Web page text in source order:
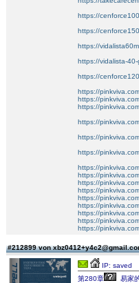
https://
https://
https://
https://vidalista-
https://
https://
https://
https://
https://
https://
https://
https://
https://
https://
https://
https://
https://
https://
https://
https://
#212899 von
IP: saved
第280章
易家